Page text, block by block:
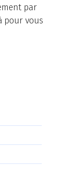
par
pour vous